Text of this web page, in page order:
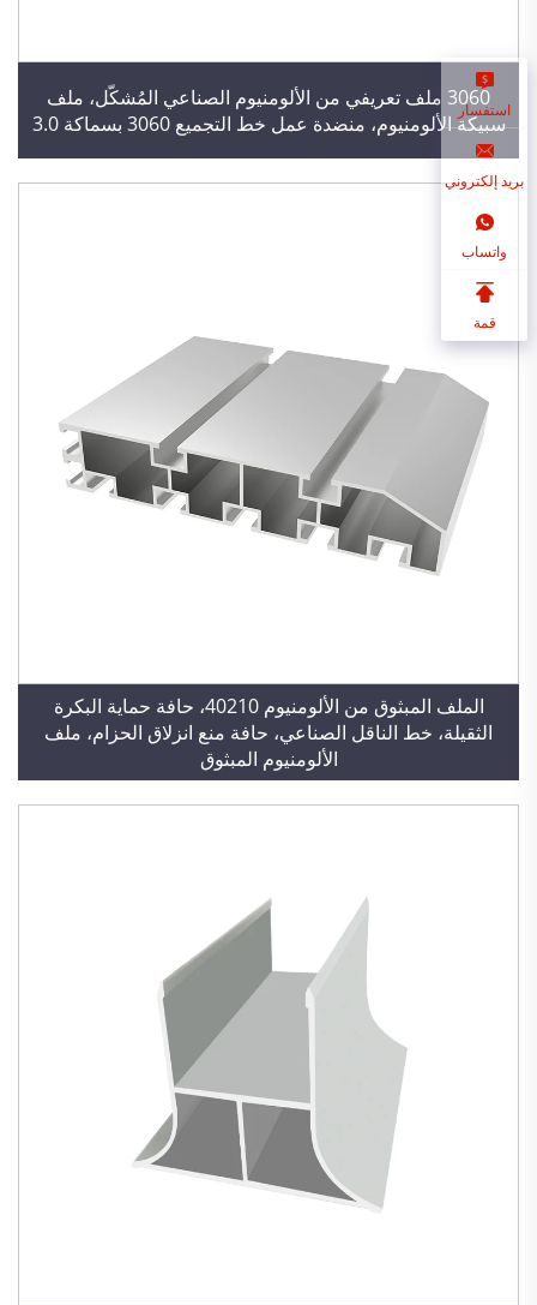
3060 ملف تعريفي من الألومنيوم الصناعي المُشكَّل، ملف
سبيكة الألومنيوم، منضدة عمل خط التجميع 3060 بسماكة 3.0
الملف المبثوق من الألومنيوم 40210، حافة حماية البكرة
الثقيلة، خط الناقل الصناعي، حافة منع انزلاق الحزام، ملف
الألومنيوم المبثوق
استفسار
بريد إلكتروني
واتساب
قمة